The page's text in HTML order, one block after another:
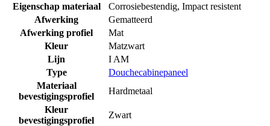
Eigenschap materiaal
Corrosiebestendig, Impact resistent
Afwerking
Gematteerd
Afwerking profiel
Mat
Kleur
Matzwart
Lijn
I AM
Type
Douchecabinepaneel
Materiaal
bevestigingsprofiel
Hardmetaal
Kleur
bevestigingsprofiel
Zwart